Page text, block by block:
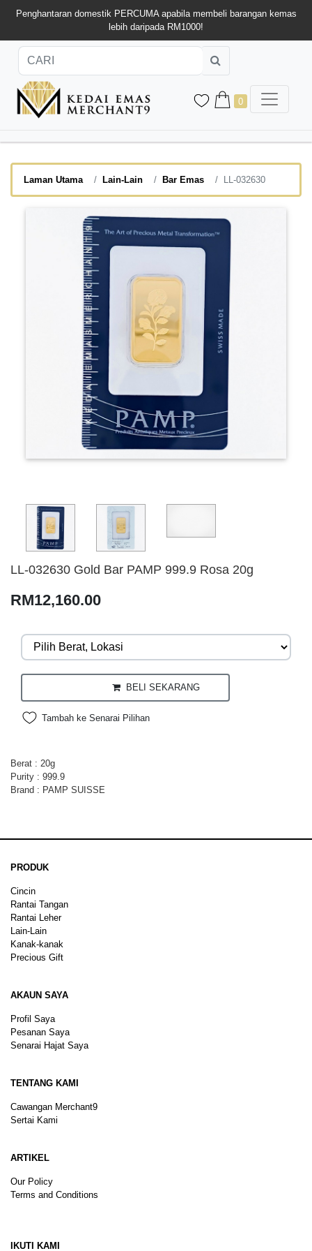
Penghantaran domestik PERCUMA apabila membeli barangan kemas
lebih daripada RM1000!
0
Laman Utama Lain-Lain Bar Emas LL-032630
LL-032630 Gold Bar PAMP 999.9 Rosa 20g
RM12,160.00
BELI SEKARANG
Tambah ke Senarai Pilihan
Berat : 20g
Purity : 999.9
Brand : PAMP SUISSE
PRODUK
Cincin
Rantai Tangan
Rantai Leher
Lain-Lain
Kanak-kanak
Precious Gift
AKAUN SAYA
Profil Saya
Pesanan Saya
Senarai Hajat Saya
TENTANG KAMI
Cawangan Merchant9
Sertai Kami
ARTIKEL
Our Policy
Terms and Conditions
IKUTI KAMI